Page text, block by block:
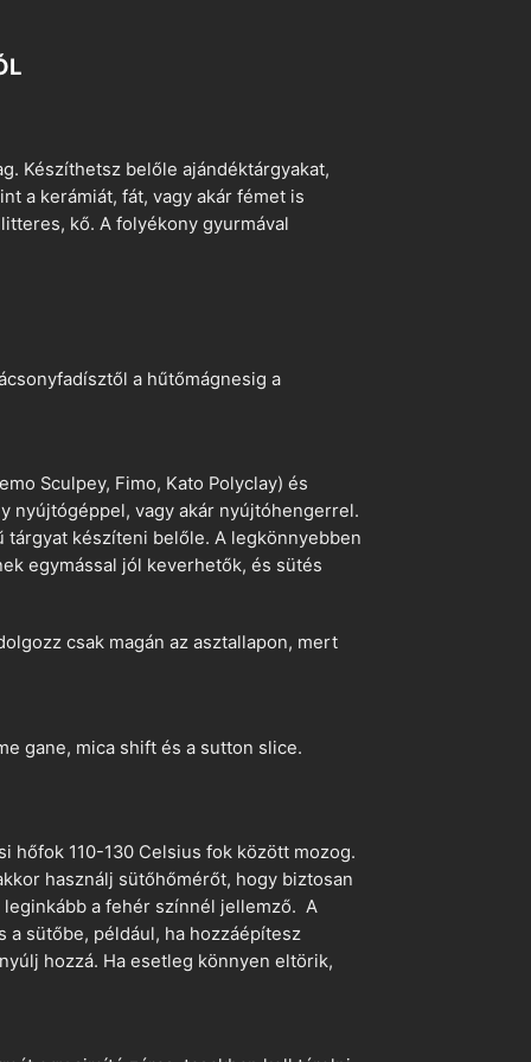
Készíthetsz belőle ajándéktárgyakat,
a kerámiát, fát, vagy akár fémet is
kő. A folyékony gyurmával
a hűtőmágnesig a
Sculpey, Fimo, Kato Polyclay) és
nyújtógéppel, vagy akár nyújtóhengerrel.
készíteni belőle. A legkönnyebben
egymással jól keverhetők, és sütés
csak magán az asztallapon, mert
gane, mica shift és a sutton slice.
hőfok 110-130 Celsius fok között mozog.
használj sütőhőmérőt, hogy biztosan
a fehér színnél jellemző. A
a sütőbe, például, ha hozzáépítesz
hozzá. Ha esetleg könnyen eltörik,